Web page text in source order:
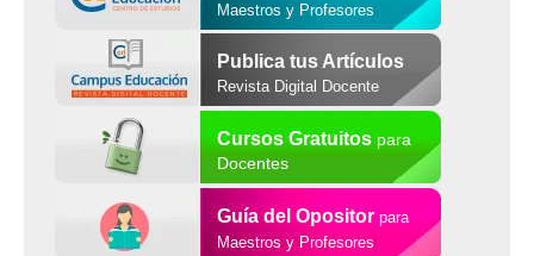
Maestros y Profesores
Publica tus Artículos
Revista Digital Docente
Cursos Gratuitospara
Docentes
Guía del Opositor para
Maestros y Profesores